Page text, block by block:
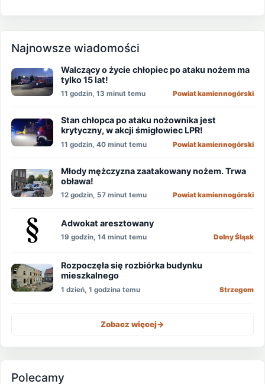
Najnowsze wiadomości
Walczący o życie chłopiec po ataku nożem ma
tylko 15 lat!
11 godzin, 13 minut temu Powiat kamiennogórski
Stan chłopca po ataku nożownika jest
krytyczny, w akcji śmigłowiec LPR!
11 godzin, 40 minut temu Powiat kamiennogórski
Młody mężczyzna zaatakowany nożem. Trwa
obława!
12 godzin, 57 minut temu Powiat kamiennogórski
Adwokat aresztowany
19 godzin, 14 minut temu Dolny Śląsk
Rozpoczęła się rozbiórka budynku
mieszkalnego
1 dzień, 1 godzina temu Strzegom
Zobacz więcej->
Polecamy